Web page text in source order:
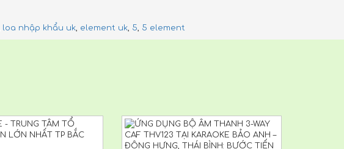
loa nhập khẩu uk, element uk, 5, 5 element